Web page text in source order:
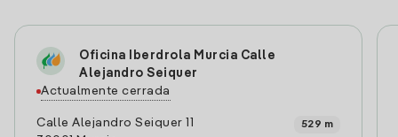
Oficina Iberdrola Murcia Calle
Alejandro Seiquer
Actualmente cerrada
Calle Alejandro Seiquer 11
529 m